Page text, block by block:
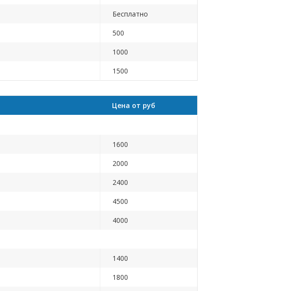
Бесплатно
500
1000
1500
Цена от руб
1600
2000
2400
4500
4000
1400
1800